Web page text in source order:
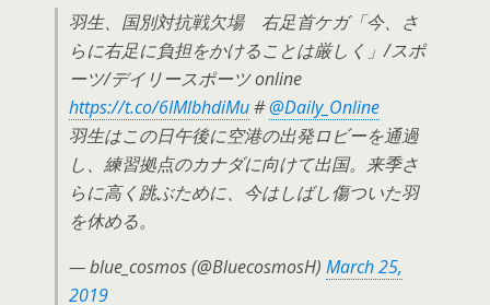
羽生、国別対抗戦欠場 右足首ケガ「今、さ
らに右足に負担をかけることは厳しく」/スポ
ーツ/デイリースポーツ online
https://t.co/6IMlbhdiMu#@Daily_Online
羽生はこの日午後に空港の出発ロビーを通過
し、練習拠点のカナダに向けて出国。来季さ
らに高く跳ぶために、今はしばし傷ついた羽
を休める。
— blue_cosmos (@BluecosmosH) March 25,
2019